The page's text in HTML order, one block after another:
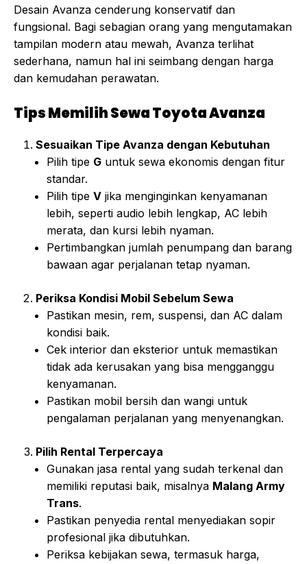
Desain Avanza cenderung konservatif dan
fungsional. Bagi sebagian orang yang mengutamakan
tampilan modern atau mewah, Avanza terlihat
sederhana, namun hal ini seimbang dengan harga
dan kemudahan perawatan.
Tips Memilih Sewa Toyota Avanza
Sesuaikan Tipe Avanza dengan Kebutuhan
Pilih tipe G untuk sewa ekonomis dengan fitur
standar.
Pilih tipe V jika menginginkan kenyamanan
lebih, seperti audio lebih lengkap, AC lebih
merata, dan kursi lebih nyaman.
Pertimbangkan jumlah penumpang dan barang
bawaan agar perjalanan tetap nyaman.
Periksa Kondisi Mobil Sebelum Sewa
Pastikan mesin, rem, suspensi, dan AC dalam
kondisi baik.
Cek interior dan eksterior untuk memastikan
tidak ada kerusakan yang bisa mengganggu
kenyamanan.
Pastikan mobil bersih dan wangi untuk
pengalaman perjalanan yang menyenangkan.
Pilih Rental Terpercaya
Gunakan jasa rental yang sudah terkenal dan
memiliki reputasi baik, misalnya Malang Army
Trans.
Pastikan penyedia rental menyediakan sopir
profesional jika dibutuhkan.
Periksa kebijakan sewa, termasuk harga,